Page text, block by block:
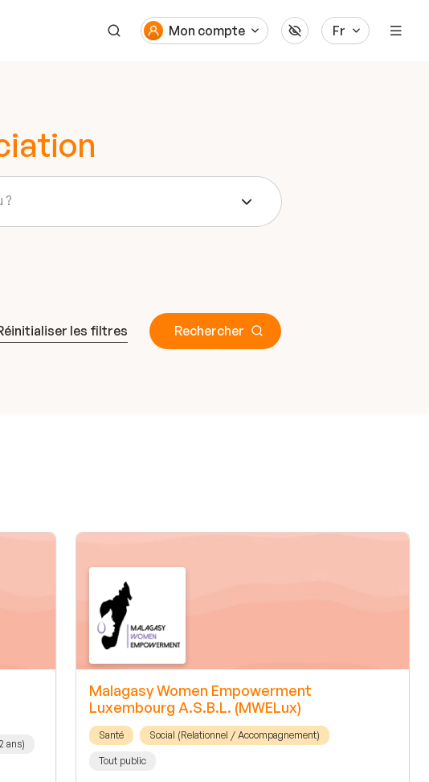
Mon compte Fr
les filtres Rechercher
ans)
Malagasy Women Empowerment
Luxembourg A.S.B.L. (MWELux)
Santé Social (Relationnel / Accompagnement)
Tout public